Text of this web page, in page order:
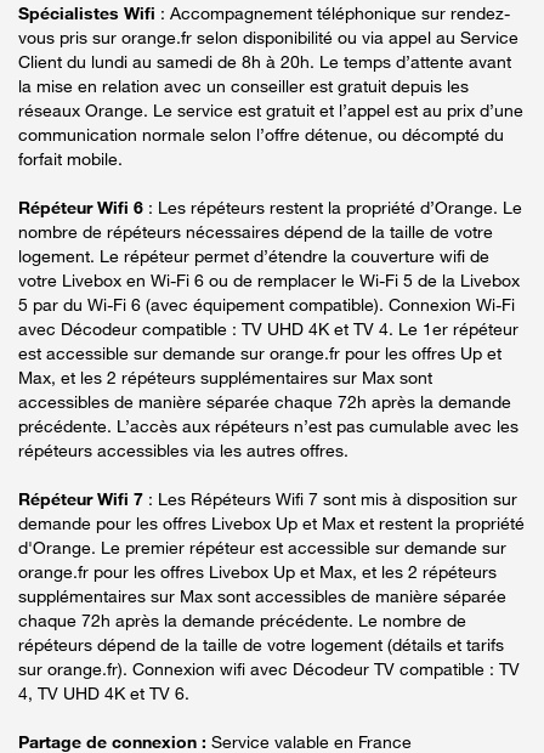
Spécialistes Wifi : Accompagnement téléphonique sur rendez-
vous pris sur orange.fr selon disponibilité ou via appel au Service
Client du lundi au samedi de 8h à 20h. Le temps d’attente avant
la mise en relation avec un conseiller est gratuit depuis les
réseaux Orange. Le service est gratuit et l’appel est au prix d’une
communication normale selon l’offre détenue, ou décompté du
forfait mobile.
Répéteur Wifi 6 : Les répéteurs restent la propriété d’Orange. Le
nombre de répéteurs nécessaires dépend de la taille de votre
logement. Le répéteur permet d’étendre la couverture wifi de
votre Livebox en Wi-Fi 6 ou de remplacer le Wi-Fi 5 de la Livebox
5 par du Wi-Fi 6 (avec équipement compatible). Connexion Wi-Fi
avec Décodeur compatible : TV UHD 4K et TV 4. Le 1er répéteur
est accessible sur demande sur orange.fr pour les offres Up et
Max, et les 2 répéteurs supplémentaires sur Max sont
accessibles de manière séparée chaque 72h après la demande
précédente. L’accès aux répéteurs n’est pas cumulable avec les
répéteurs accessibles via les autres offres.
Répéteur Wifi 7 : Les Répéteurs Wifi 7 sont mis à disposition sur
demande pour les offres Livebox Up et Max et restent la propriété
d'Orange. Le premier répéteur est accessible sur demande sur
orange.fr pour les offres Livebox Up et Max, et les 2 répéteurs
supplémentaires sur Max sont accessibles de manière séparée
chaque 72h après la demande précédente. Le nombre de
répéteurs dépend de la taille de votre logement (détails et tarifs
sur orange.fr). Connexion wifi avec Décodeur TV compatible : TV
4, TV UHD 4K et TV 6.
Partage de connexion : Service valable en France